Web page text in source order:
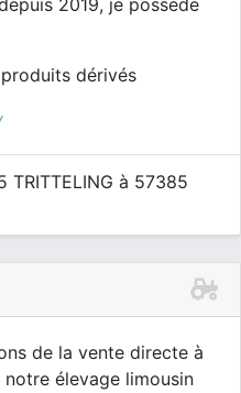
2019, je possède
dérivés
TRITTELING à 57385
de la vente directe à
élevage limousin